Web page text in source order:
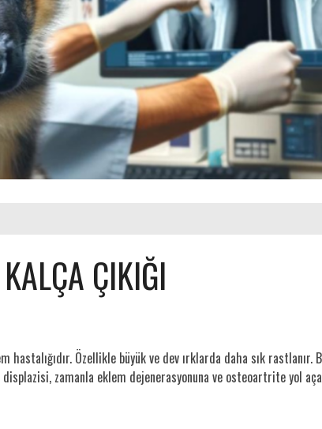
ÇIKIĞI
Özellikle büyük ve dev ırklarda daha sık
zamanla eklem dejenerasyonuna ve osteoartrite yol